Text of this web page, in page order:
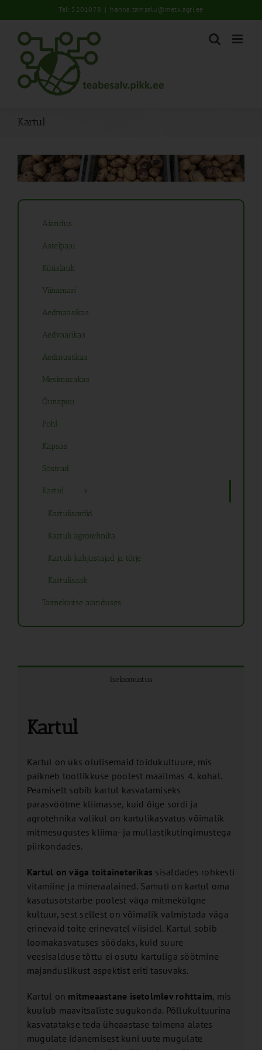
to
content
Tel: 5201078 | hanna.tamsalu@metk.agri.ee
Kartul
Aiandus
Astelpaju
Küüslauk
Viinamari
Aedmaasikas
Aedvaarikas
Aedmustikas
Mesimurakas
Õunapuu
Pohl
Kapsas
Sõstrad
Kartul
Kartulisordid
Kartuli agrotehnika
Kartuli kahjustajad ja tõrje
Kartulisaak
Taimekaitse aianduses
Iseloomustus
Kartul
Kartul on üks olulisemaid toidukultuure, mis
paikneb tootlikkuse poolest maailmas 4. kohal.
Peamiselt sobib kartul kasvatamiseks
parasvöötme kliimasse, kuid õige sordi ja
agrotehnika valikul on kartulikasvatus võimalik
mitmesugustes kliima- ja mullastikutingimustega
piirkondades.
Kartul on väga toitaineterikas sisaldades rohkesti
vitamiine ja mineraalained. Samuti on kartul oma
kasutusotstarbe poolest väga mitmekülgne
kultuur, sest sellest on võimalik valmistada väga
erinevaid toite erinevatel viisidel. Kartul sobib
loomakasvatuses söödaks, kuid suure
veesisalduse tõttu ei osutu kartuliga söötmine
majanduslikust aspektist eriti tasuvaks.
Kartul on mitmeaastane isetolmlev rohttaim, mis
kuulub maavitsaliste sugukonda. Põllukultuurina
kasvatatakse teda üheaastase taimena alates
mugulate idanemisest kuni uute mugulate